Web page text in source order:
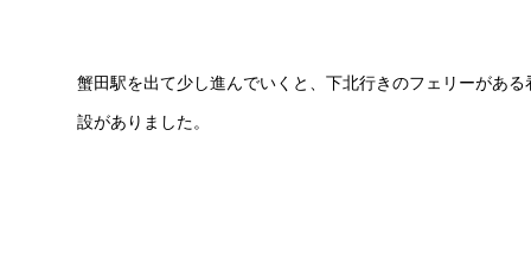
蟹田駅を出て少し進んでいくと、下北行きのフェリーがあ
設がありました。